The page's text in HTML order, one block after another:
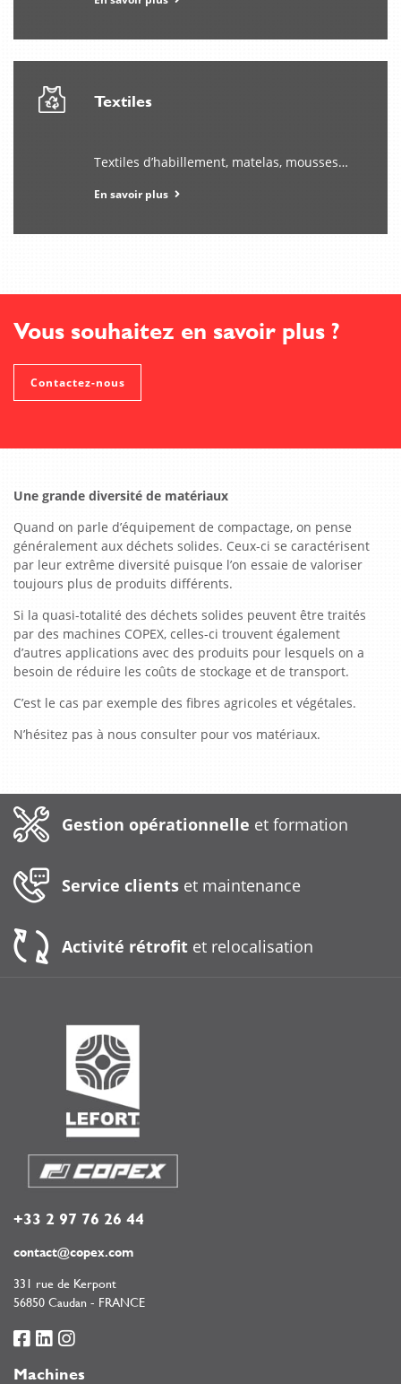
Textiles
Textiles d’habillement, matelas, mousses…
En savoir plus
Vous souhaitez en savoir plus ?
Contactez-nous
Une grande diversité de matériaux
Quand on parle d’équipement de compactage, on pense
généralement aux déchets solides. Ceux-ci se caractérisent
par leur extrême diversité puisque l’on essaie de valoriser
toujours plus de produits différents.
Si la quasi-totalité des déchets solides peuvent être traités
par des machines COPEX, celles-ci trouvent également
d’autres applications avec des produits pour lesquels on a
besoin de réduire les coûts de stockage et de transport.
C’est le cas par exemple des fibres agricoles et végétales.
N’hésitez pas à nous consulter pour vos matériaux.
Gestion opérationnelle et formation
Service clients et maintenance
Activité rétrofit et relocalisation
+33 2 97 76 26 44
contact@copex.com
331 rue de Kerpont
56850 Caudan - FRANCE
Machines